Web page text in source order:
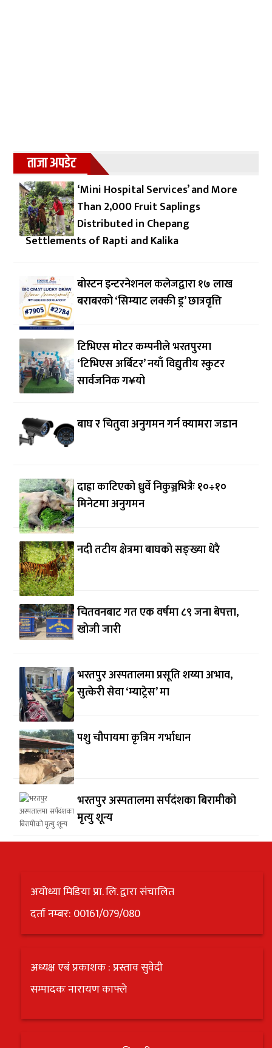
ताजा अपडेट
‘Mini Hospital Services’ and More
Than 2,000 Fruit Saplings
Distributed in Chepang
Settlements of Rapti and Kalika
बोस्टन इन्टरनेशनल कलेजद्वारा १७ लाख
बराबरको ‘सिम्याट लक्की ड्र’ छात्रवृत्ति
टिभिएस मोटर कम्पनीले भरतपुरमा
‘टिभिएस अर्बिटर’ नयाँ विद्युतीय स्कुटर
सार्वजनिक ग¥यो
बाघ र चितुवा अनुगमन गर्न क्यामरा जडान
दाह्रा काटिएको ध्रुर्वे निकुञ्जभित्रैः १०÷१०
मिनेटमा अनुगमन
नदी तटीय क्षेत्रमा बाघको सङ्ख्या धेरै
चितवनबाट गत एक वर्षमा ८९ जना बेपत्ता,
खोजी जारी
भरतपुर अस्पतालमा प्रसूति शय्या अभाव,
सुत्केरी सेवा ‘म्याट्रेस’ मा
पशु चौपायमा कृत्रिम गर्भाधान
भरतपुर अस्पतालमा सर्पदंशका बिरामीको
मृत्यु शून्य
अयोध्या मिडिया प्रा. लि. द्वारा संचालित
दर्ता नम्बर: 00161/079/080
अध्यक्ष एबं प्रकाशक : प्रस्ताव सुवेदी
सम्पादकः नारायण काफ्ले